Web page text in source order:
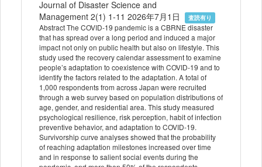
Journal of Disaster Science and
Management 2(1) 1-11 2026年7月1日
査読有り
Abstract The COVID-19 pandemic is a CBRNE disaster
that has spread over a long period and induced a major
impact not only on public health but also on lifestyle. This
study used the recovery calendar assessment to examine
people’s adaptation to coexistence with COVID-19 and to
identify the factors related to the adaptation. A total of
1,000 respondents from across Japan were recruited
through a web survey based on population distributions of
age, gender, and residential area. This study measured
psychological resilience, risk perception, habit of infection
preventive behavior, and adaptation to COVID-19.
Survivorship curve analyses showed that the probability
of reaching adaptation milestones increased over time
and in response to salient social events during the